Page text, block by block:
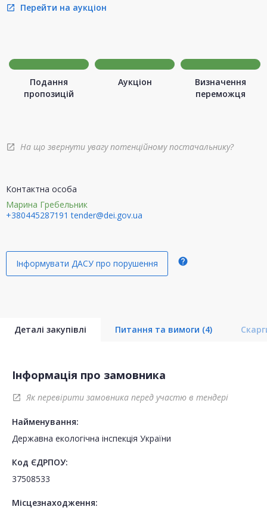
open_in_new Перейти на аукціон
Подання
пропозицій
Аукціон
Визначення
переможця
open_in_new На що звернути увагу потенційному постачальнику?
Контактна особа
Марина Гребельник
+380445287191 tender@dei.gov.ua
Інформувати ДАСУ про порушення help
Деталі закупівлі Питання та вимоги (4)
Інформація про замовника
open_in_new Як перевірити замовника перед участю в тендері
Найменування:
Державна екологічна інспекція України
Код ЄДРПОУ:
37508533
Місцезнаходження: